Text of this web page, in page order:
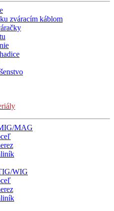
zváracím káblom
MAG
WIG